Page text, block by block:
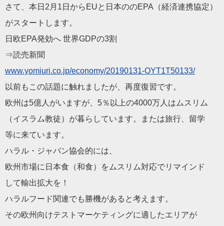
さて、本日2月1日からEUと日本ののEPA（経済連携協定）
がスタートします。
日欧EPA発効へ 世界GDPの3割
⇒読売新聞
www.yomiuri.co.jp/economy/20190131-OYT1T50133/
以前もこの話題に触れましたが、再度復習です。
欧州は5億人がいますが、5％以上の4000万人はムスリム
（イスラム教徒）が暮らしています。または旅行、留学
等に来ています。
ハラル・ジャパン協会的には、
欧州市場に日本食（和食）をムスリム対応でリマインド
して輸出拡大を！
ハラルフード関連でも勝機があると考えます。
その欧州向けテストマーケティングに適したエリアが